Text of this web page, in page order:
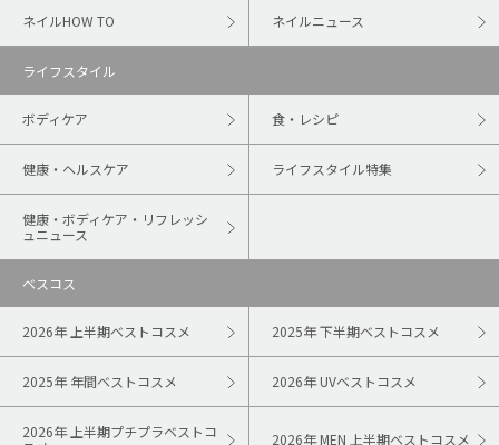
ネイルHOW TO ネイルニュース
ライフスタイル
ボディケア 食・レシピ
健康・ヘルスケア ライフスタイル特集
健康・ボディケア・リフレッシ
ュニュース
ベスコス
2026年 上半期ベストコスメ 2025年 下半期ベストコスメ
2025年 年間ベストコスメ 2026年 UVベストコスメ
2026年 上半期プチプラベストコ
2026年 MEN 上半期ベストコスメ